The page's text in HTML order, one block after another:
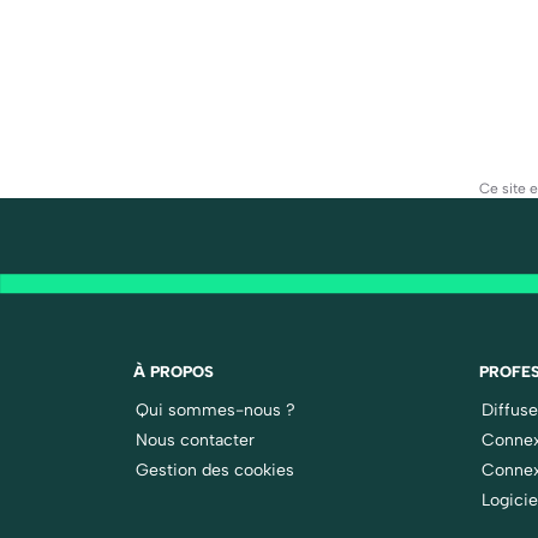
Ce site
À PROPOS
Qui sommes-nous ?
Nous contacter
Gestion des cookies